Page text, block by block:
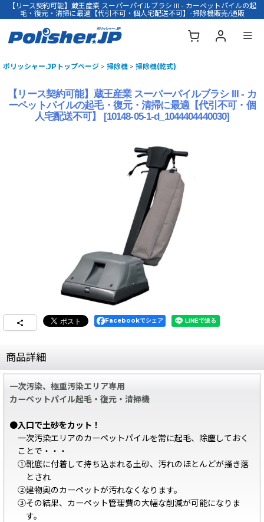
【リース契約可能】蔵王産業 スーパーパイルブラシ III - カーペットパイルの起
毛・復元・清掃に最適【代引不可・個人宅配送不可】-掃除機販売/通販
ポリッシャー.JPトップページ > 掃除機 > 掃除機(乾式)
【リース契約可能】蔵王産業 スーパーパイルブラシ III - カ
ーペットパイルの起毛・復元・清掃に最適【代引不可・個
人宅配送不可】
[10148-05-1-d_1044404440030]
Facebookでシェア
商品詳細
一次汚染、極重汚染エリア専用
カーペットパイル起毛・復元・清掃機
●入口で土砂をカット！
一次汚染エリアのカーペットパイルを常に起毛、除塵しておく
ことで・・・
①靴底に付着して持ち込まれる土砂、汚れのほとんどが掻き落
とされ
②建物奥のカーペットが汚れなくなります。
③その結果、カーペット管理費の大幅な削減が可能になりま
す。